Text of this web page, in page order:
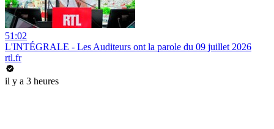
51:02
L'INTÉGRALE - Les Auditeurs ont la parole du 09 juillet 2026
rtl.fr
il y a 3 heures